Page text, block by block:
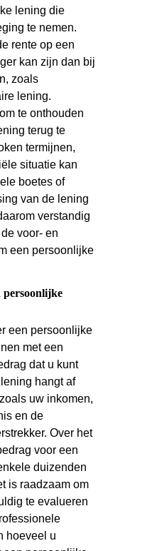
lening die
te nemen.
rente op een
kan zijn dan bij
zoals
lening.
te onthouden
terug te
termijnen,
situatie kan
boetes of
van de lening
verstandig
voor- en
een persoonlijke
persoonlijke
een persoonlijke
met een
dat u kunt
hangt af
uw inkomen,
en de
Over het
voor een
duizenden
is raadzaam om
te evalueren
hoeveel u